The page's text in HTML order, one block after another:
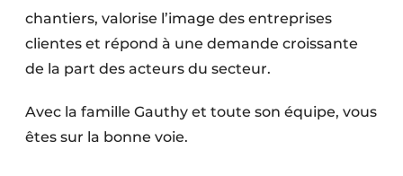
chantiers, valorise l’image des entreprises
clientes et répond à une demande croissante
de la part des acteurs du secteur.
Avec la famille Gauthy et toute son équipe, vous
êtes sur la bonne voie.